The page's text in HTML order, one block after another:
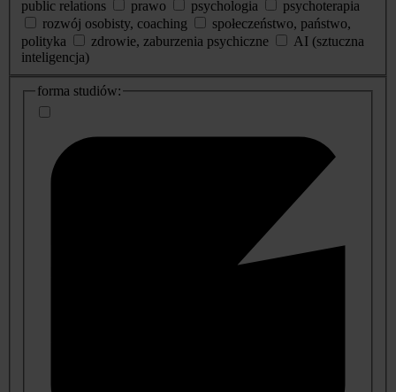
public relations
prawo psychologia
psychoterapia
rozwój osobisty, coaching
społeczeństwo, państwo,
polityka
zdrowie, zaburzenia psychiczne
AI (sztuczna
inteligencja)
dodatkowe
informacje
forma studiów: